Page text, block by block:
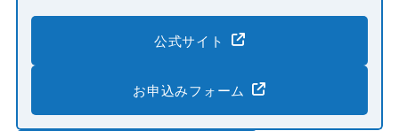
公式サイト
お申込みフォーム